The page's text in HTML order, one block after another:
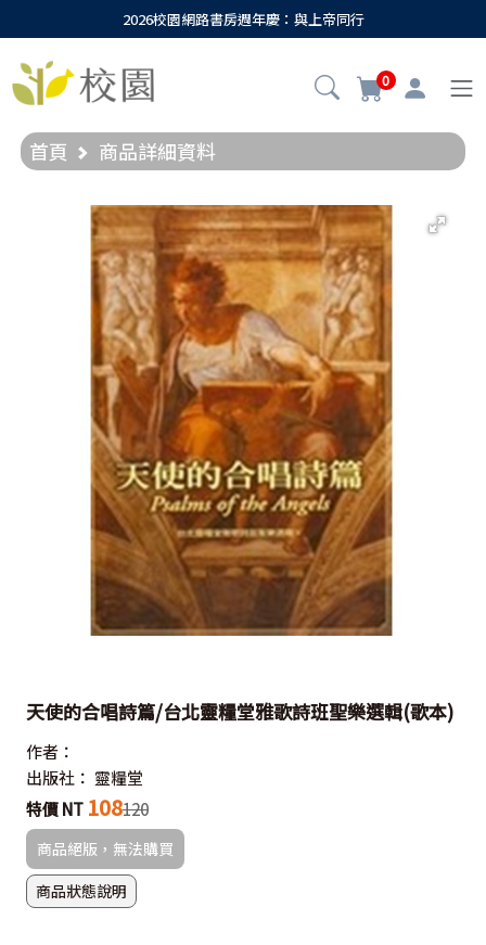
2026校園網路書房週年慶：與上帝同行
0
首頁 商品詳細資料
天使的合唱詩篇/台北靈糧堂雅歌詩班聖樂選輯(歌本)
作者：
出版社： 靈糧堂
特價 NT 108120
商品絕版，無法購買
商品狀態說明